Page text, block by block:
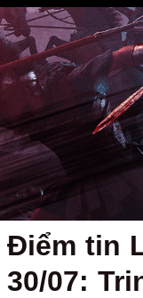
Điểm tin
30/07: